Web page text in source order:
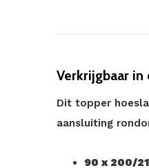
Verkrijgbaar
Dit topper
aansluiting
90 x 200/